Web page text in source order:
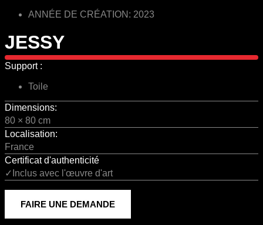
ANNÉE DE CRÉATION: 2023
JESSY
Support :
Toile
Dimensions:
80 × 80 cm
Localisation:
France
Certificat d'authenticité
✓Inclus avec l'œuvre d'art
FAIRE UNE DEMANDE